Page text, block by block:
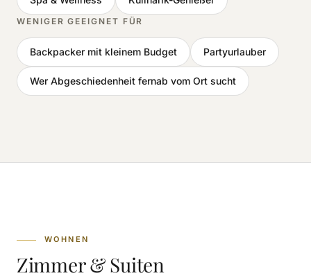
WENIGER GEEIGNET FÜR
Backpacker mit kleinem Budget Partyurlauber
Wer Abgeschiedenheit fernab vom Ort sucht
WOHNEN
Zimmer & Suiten